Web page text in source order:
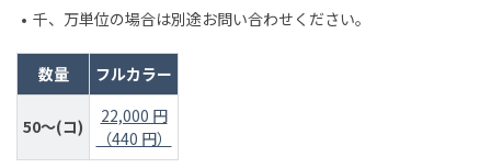
千、万単位の場合は別途お問い合わせください。
数量 フルカラー
50～(コ)
22,000 円
（440 円）